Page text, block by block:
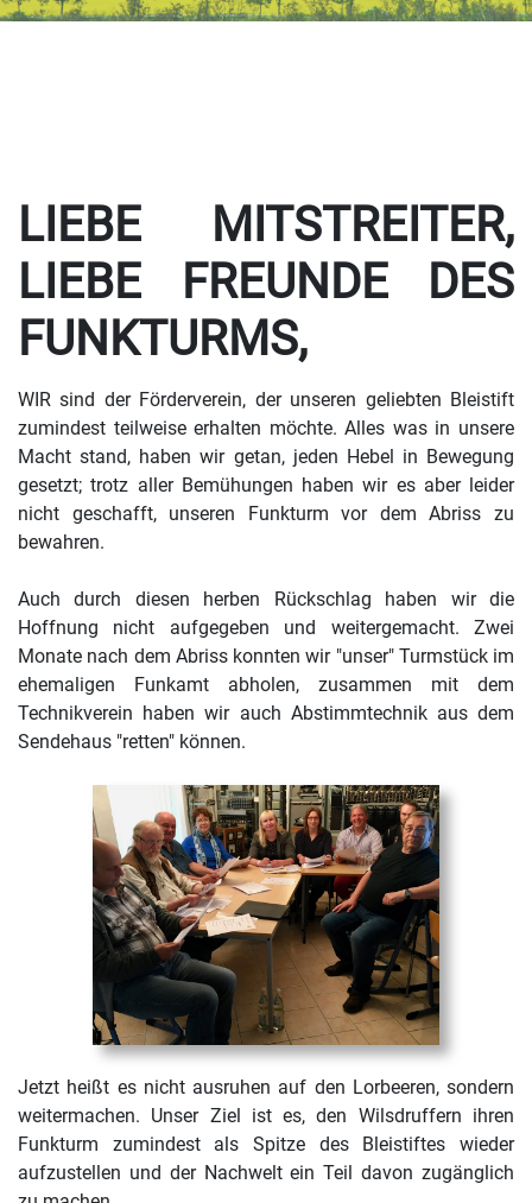
LIEBE MITSTREITER,
LIEBE FREUNDE DES
FUNKTURMS,
WIR sind der Förderverein, der unseren geliebten Bleistift
zumindest teilweise erhalten möchte. Alles was in unsere
Macht stand, haben wir getan, jeden Hebel in Bewegung
gesetzt; trotz aller Bemühungen haben wir es aber leider
nicht geschafft, unseren Funkturm vor dem Abriss zu
bewahren.
Auch durch diesen herben Rückschlag haben wir die
Hoffnung nicht aufgegeben und weitergemacht. Zwei
Monate nach dem Abriss konnten wir "unser" Turmstück im
ehemaligen Funkamt abholen, zusammen mit dem
Technikverein haben wir auch Abstimmtechnik aus dem
Sendehaus "retten" können.
Jetzt heißt es nicht ausruhen auf den Lorbeeren, sondern
weitermachen. Unser Ziel ist es, den Wilsdruffern ihren
Funkturm zumindest als Spitze des Bleistiftes wieder
aufzustellen und der Nachwelt ein Teil davon zugänglich